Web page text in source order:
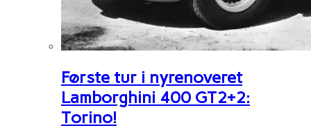
Første tur i nyrenoveret
Lamborghini 400 GT2+2:
Torino!